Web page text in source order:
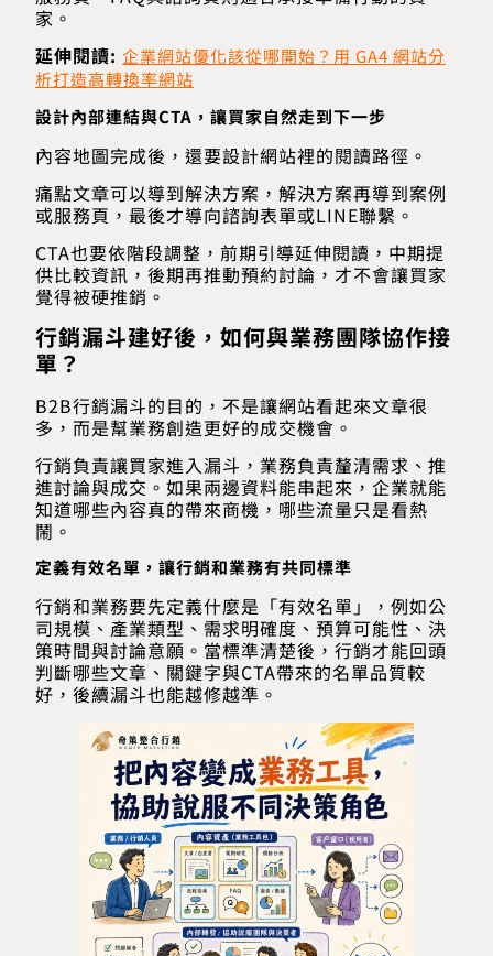
家。
延伸閱讀: 企業網站優化該從哪開始？用 GA4 網站分
析打造高轉換率網站
設計內部連結與CTA，讓買家自然走到下一步
內容地圖完成後，還要設計網站裡的閱讀路徑。
痛點文章可以導到解決方案，解決方案再導到案例
或服務頁，最後才導向諮詢表單或LINE聯繫。
CTA也要依階段調整，前期引導延伸閱讀，中期提
供比較資訊，後期再推動預約討論，才不會讓買家
覺得被硬推銷。
行銷漏斗建好後，如何與業務團隊協作接
單？
B2B行銷漏斗的目的，不是讓網站看起來文章很
多，而是幫業務創造更好的成交機會。
行銷負責讓買家進入漏斗，業務負責釐清需求、推
進討論與成交。如果兩邊資料能串起來，企業就能
知道哪些內容真的帶來商機，哪些流量只是看熱
鬧。
定義有效名單，讓行銷和業務有共同標準
行銷和業務要先定義什麼是「有效名單」，例如公
司規模、產業類型、需求明確度、預算可能性、決
策時間與討論意願。當標準清楚後，行銷才能回頭
判斷哪些文章、關鍵字與CTA帶來的名單品質較
好，後續漏斗也能越修越準。